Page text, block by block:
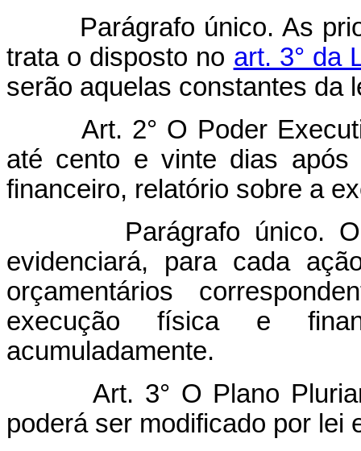
Parágrafo único. As
trata o disposto no art. 3° da
serão aquelas constantes da
Art. 2° O Poder
até cento e vinte dias após
financeiro, relatório sobre a
Parágrafo único. O
evidenciará, para cada
orçamentários
execução física e
acumuladamente.
Art. 3° O Plano
poderá ser modificado por lei